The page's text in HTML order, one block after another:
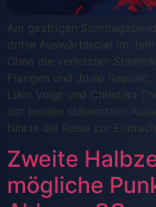
Am gestrigen
dritte Auswärtsspiel im
Ohne die verletzten
Frangen und Josip Repusic,
Liam Voigt und Christian
der beiden schwersten
führte die Reise zur
Zweite
mögliche